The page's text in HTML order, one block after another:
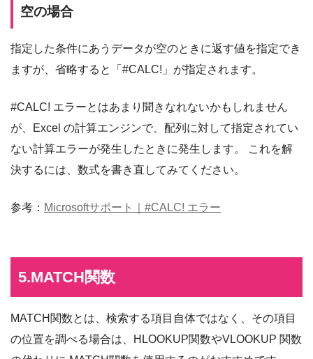
空の場合
指定した条件にあうデータが空のときに返す値を指定でき
ますが、省略すると「#CALC!」が指定されます。
#CALC! エラーとはあまり聞きなれないかもしれません
が、Excel の計算エンジンで、配列に対して指定されてい
ない計算エラーが発生したときに発生します。 これを解
決するには、数式を書き直してみてください。
参考： Microsoftサポート｜#CALC! エラー
5.MATCH関数
MATCH関数とは、検索する項目自体ではなく、その項目
の位置を調べる場合は、HLOOKUP関数やVLOOKUP 関数